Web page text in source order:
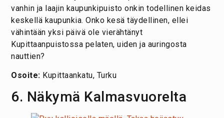
vanhin ja laajin kaupunkipuisto onkin todellinen keidas
keskellä kaupunkia. Onko kesä täydellinen, ellei
vähintään yksi päivä ole vierähtänyt
Kupittaanpuistossa pelaten, uiden ja auringosta
nauttien?
Osoite: Kupittaankatu, Turku
6. Näkymä Kalmasvuorelta